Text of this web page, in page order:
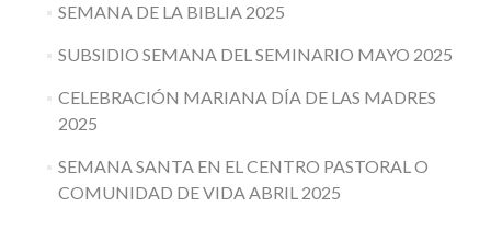
SEMANA DE LA BIBLIA 2025
SUBSIDIO SEMANA DEL SEMINARIO MAYO 2025
CELEBRACIÓN MARIANA DÍA DE LAS MADRES
2025
SEMANA SANTA EN EL CENTRO PASTORAL O
COMUNIDAD DE VIDA ABRIL 2025